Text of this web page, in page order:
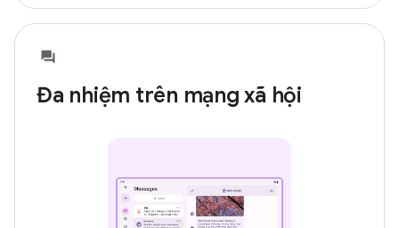
Đa nhiệm trên mạng xã hội